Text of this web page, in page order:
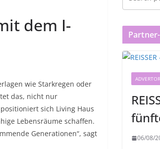
dem I-
wie Starkregen oder
das, nicht nur
sich Living Haus
Lebensräume schaffen.
Generationen“, sagt
06/08/